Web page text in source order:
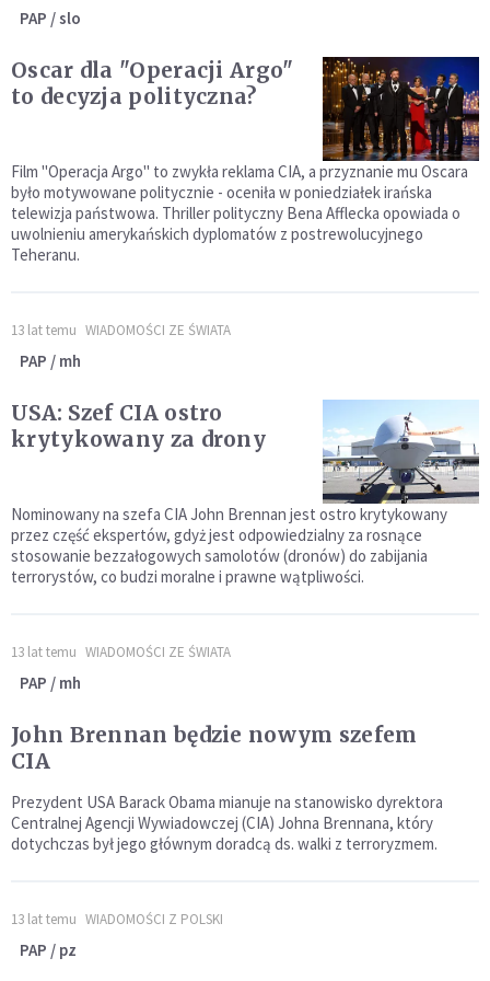
PAP / slo
Oscar dla "Operacji Argo"
to decyzja polityczna?
Film "Operacja Argo" to zwykła reklama CIA, a przyznanie mu Oscara
było motywowane politycznie - oceniła w poniedziałek irańska
telewizja państwowa. Thriller polityczny Bena Afflecka opowiada o
uwolnieniu amerykańskich dyplomatów z postrewolucyjnego
Teheranu.
13 lat temu WIADOMOŚCI ZE ŚWIATA
PAP / mh
USA: Szef CIA ostro
krytykowany za drony
Nominowany na szefa CIA John Brennan jest ostro krytykowany
przez część ekspertów, gdyż jest odpowiedzialny za rosnące
stosowanie bezzałogowych samolotów (dronów) do zabijania
terrorystów, co budzi moralne i prawne wątpliwości.
13 lat temu WIADOMOŚCI ZE ŚWIATA
PAP / mh
John Brennan będzie nowym szefem
CIA
Prezydent USA Barack Obama mianuje na stanowisko dyrektora
Centralnej Agencji Wywiadowczej (CIA) Johna Brennana, który
dotychczas był jego głównym doradcą ds. walki z terroryzmem.
13 lat temu WIADOMOŚCI Z POLSKI
PAP / pz